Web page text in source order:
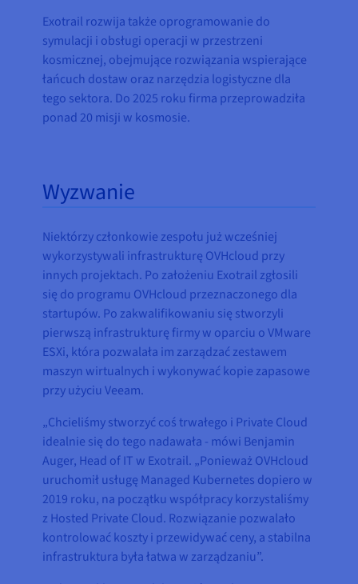
Exotrail rozwija także oprogramowanie do
symulacji i obsługi operacji w przestrzeni
kosmicznej, obejmujące rozwiązania wspierające
łańcuch dostaw oraz narzędzia logistyczne dla
tego sektora. Do 2025 roku firma przeprowadziła
ponad 20 misji w kosmosie.
Wyzwanie
Niektórzy członkowie zespołu już wcześniej
wykorzystywali infrastrukturę OVHcloud przy
innych projektach. Po założeniu Exotrail zgłosili
się do programu OVHcloud przeznaczonego dla
startupów. Po zakwalifikowaniu się stworzyli
pierwszą infrastrukturę firmy w oparciu o VMware
ESXi, która pozwalała im zarządzać zestawem
maszyn wirtualnych i wykonywać kopie zapasowe
przy użyciu Veeam.
„Chcieliśmy stworzyć coś trwałego i Private Cloud
idealnie się do tego nadawała - mówi Benjamin
Auger, Head of IT w Exotrail. „Ponieważ OVHcloud
uruchomił usługę Managed Kubernetes dopiero w
2019 roku, na początku współpracy korzystaliśmy
z Hosted Private Cloud. Rozwiązanie pozwalało
kontrolować koszty i przewidywać ceny, a stabilna
infrastruktura była łatwa w zarządzaniu”.